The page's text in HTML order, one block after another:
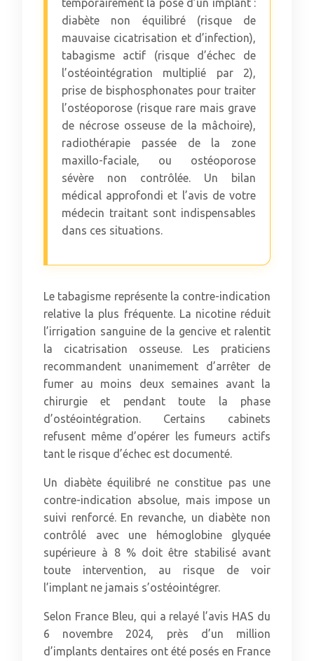
temporairement la pose d’un implant :
diabète non équilibré (risque de
mauvaise cicatrisation et d’infection),
tabagisme actif (risque d’échec de
l’ostéointégration multiplié par 2),
prise de bisphosphonates pour traiter
l’ostéoporose (risque rare mais grave
de nécrose osseuse de la mâchoire),
radiothérapie passée de la zone
maxillo-faciale, ou ostéoporose
sévère non contrôlée. Un bilan
médical approfondi et l’avis de votre
médecin traitant sont indispensables
dans ces situations.
Le tabagisme représente la contre-indication
relative la plus fréquente. La nicotine réduit
l’irrigation sanguine de la gencive et ralentit
la cicatrisation osseuse. Les praticiens
recommandent unanimement d’arrêter de
fumer au moins deux semaines avant la
chirurgie et pendant toute la phase
d’ostéointégration. Certains cabinets
refusent même d’opérer les fumeurs actifs
tant le risque d’échec est documenté.
Un diabète équilibré ne constitue pas une
contre-indication absolue, mais impose un
suivi renforcé. En revanche, un diabète non
contrôlé avec une hémoglobine glyquée
supérieure à 8 % doit être stabilisé avant
toute intervention, au risque de voir
l’implant ne jamais s’ostéointégrer.
Selon France Bleu, qui a relayé l’avis HAS du
6 novembre 2024, près d’un million
d’implants dentaires ont été posés en France